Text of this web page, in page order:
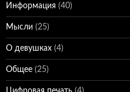
Информация (40)
Мысли (25)
О девушках (4)
Общее (25)